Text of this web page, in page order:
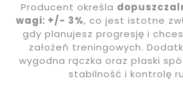
Producent określa
wagi: +/- 3%, co jest istotne
gdy planujesz progresję i
założeń treningowych.
wygodna rączka oraz płaski
stabilność i kontrolę